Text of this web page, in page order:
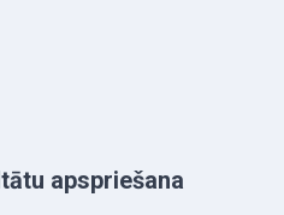
apspriešana